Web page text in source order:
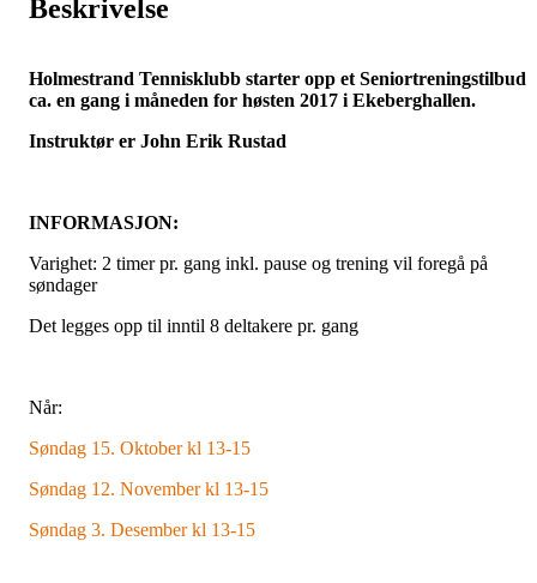
Beskrivelse
Holmestrand Tennisklubb starter opp et Seniortreningstilbud
ca. en gang i måneden for høsten 2017 i Ekeberghallen.
Instruktør er John Erik Rustad
INFORMASJON:
Varighet: 2 timer pr. gang inkl. pause og trening vil foregå på
søndager
Det legges opp til inntil 8 deltakere pr. gang
Når:
Søndag 15. Oktober kl 13-15
Søndag 12. November kl 13-15
Søndag 3. Desember kl 13-15